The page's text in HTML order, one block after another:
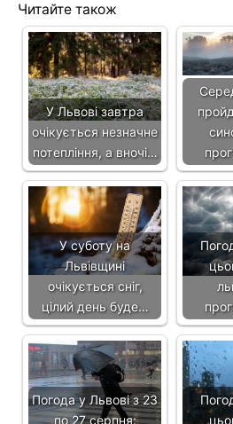
Читайте також
У Львові завтра
очікується незначне
потепління, а вночі…
У суботу на
Львівщині
очікується сніг,
цілий день буде…
Погода у Львові з 23
по 27 серпня: